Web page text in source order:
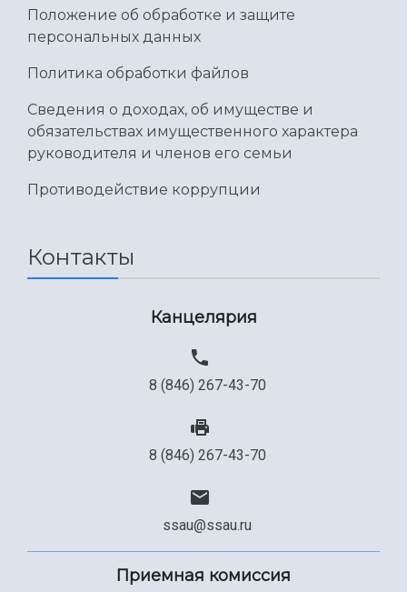
Международный межвузовский кампус
Положение об обработке и защите
персональных данных
Политика обработки файлов
Сведения о доходах, об имуществе и
обязательствах имущественного характера
руководителя и членов его семьи
Противодействие коррупции
Контакты
Канцелярия
8 (846) 267-43-70
8 (846) 267-43-70
ssau@ssau.ru
Приемная комиссия